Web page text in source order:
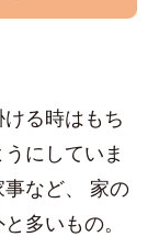
る時はもち
にしていま
など、 家の
多いもの。